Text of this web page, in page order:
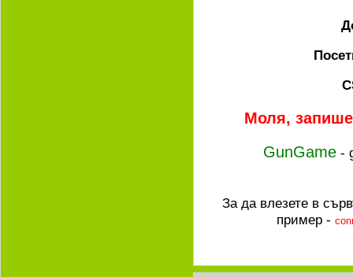
Моля,
GunGame -
За да влезете в
пример -